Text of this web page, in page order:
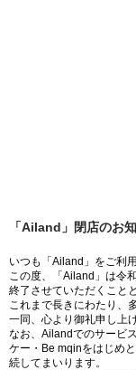
「Ailand」閉店のお
いつも「Ailand」をご利
この度、「Ailand」は令
終了させていただくこと
これまで長きにわたり、
一同、心より御礼申し上
なお、Ailandでのサービ
ケー・Be mqinをはじめ
続してまいります。